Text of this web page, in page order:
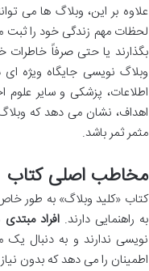
علاوه بر این، وبلاگ ها می
لحظات مهم زندگی خود را ثبت
بگذارند یا حتی صرفاً خاطرات
وبلاگ نویسی جایگاه ویژه
اطلاعات، پزشکی و سایر
اهداف، نشان می دهد که
مثمر ثمر باشد.
مخاطب اصلی کتاب
کتاب «کلید وبلاگ» به طور
به راهنمایی دارند.افراد مبتدی
نویسی ندارند و به دنبال
اطمینان را می دهد که بدون